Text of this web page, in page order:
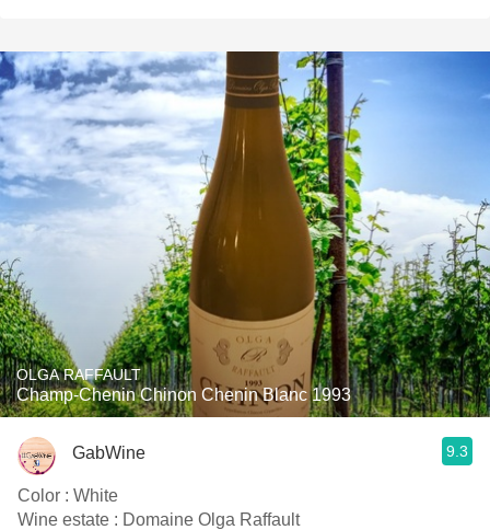
OLGA RAFFAULT
Champ-Chenin Chinon Chenin Blanc 1993
GabWine 9.3
Color : White
Wine estate : Domaine Olga Raffault